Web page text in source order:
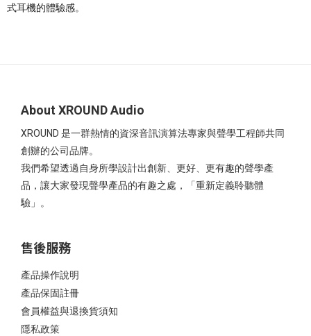
式耳機的體驗感。
About XROUND Audio
XROUND 是一群熱情的資深音訊演算法專家與聲學工程師共同
創辦的公司品牌。
我們希望透過自身所學設計出創新、更好、更有趣的聲學產
品，讓大家發現聲學產品的有趣之處，「重新定義聆聽體
驗」。
售後服務
產品操作說明
產品保固註冊
會員權益與退換貨須知
隱私政策